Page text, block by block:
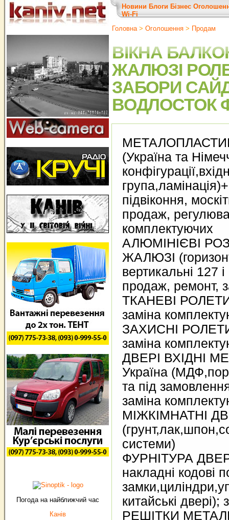
Погода на найближчий час
Канів
Новини Блоги Бізнес
Wi-Fi
Головна> Оголошення > Продам
ВІКНА
ЖАЛЮЗІ
ЗАБОРИ
ВОДЛОСТОК
(Україна та
підвіконня,
продаж,
комплектуючих
АЛЮМІНІЄВІ
ЖАЛЮЗІ
вертикальні 127
продаж, ремонт,
ТКАНЕВІ
заміна
ЗАХИСНІ
заміна
ДВЕРІ ВХІДНІ
Україна
та під
заміна
МІЖКІМНАТНІ
системи)
ФУРНІТУРА
накладні кодові
китайські двері);
РЕШІТКИ